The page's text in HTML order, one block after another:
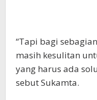
“Tapi bagi
masih kesulitan
yang harus ada
sebut Sukamta.